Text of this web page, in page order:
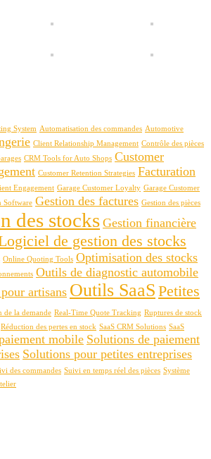
System Automatisation des commandes Automotive
Client Relationship Management Contrôle des pièces
CRM Tools for Auto Shops Customer
Customer Retention Strategies Facturation
Engagement Garage Customer Loyalty Garage Customer
Software Gestion des factures Gestion des pièces
des stocks Gestion financière
de gestion des stocks
Online Quoting Tools Optimisation des stocks
Outils de diagnostic automobile
artisans Outils SaaS Petites
de la demande Real-Time Quote Tracking Ruptures de stock
Réduction des pertes en stock SaaS CRM Solutions SaaS
mobile Solutions de paiement
Solutions pour petites entreprises
des commandes Suivi en temps réel des pièces Système